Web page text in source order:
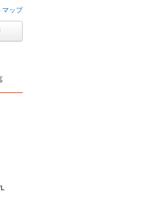
マップ